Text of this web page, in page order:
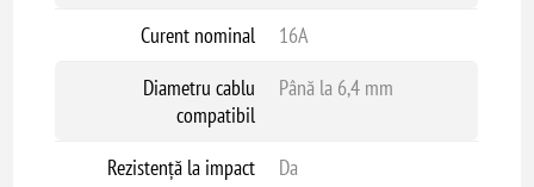
Curent nominal
16A
Diametru cablu
compatibil
Până la 6,4 mm
Rezistență la impact Da